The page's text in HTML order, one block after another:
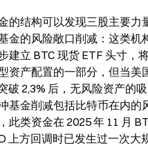
的结构可以发现三股主要力
金的风险敞口削减：这类机
建立 BTC 现货 ETF 头寸，
资产配置的一部分，但当美
破 2,3% 后，无风险资产的
基金削减包括比特币在内的
此类资金在 2025 年 11 月
上方回调时已发生过一次大